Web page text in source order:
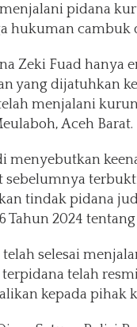
pidana
hukuman cambuk
Zeki Fuad hanya
yang dijatuhkan
menjalani
Aceh Barat.
menyebutkan
sebelumnya
tindak pidana
Tahun 2024
telah selesai
telah
kepada pihak